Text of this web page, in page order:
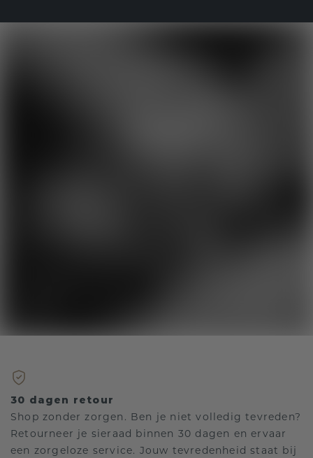
30 dagen retour
Shop zonder zorgen. Ben je niet volledig tevreden?
Retourneer je sieraad binnen 30 dagen en ervaar
een zorgeloze service. Jouw tevredenheid staat bij